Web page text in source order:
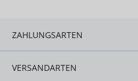
ZAHLUNGSARTEN
VERSANDARTEN